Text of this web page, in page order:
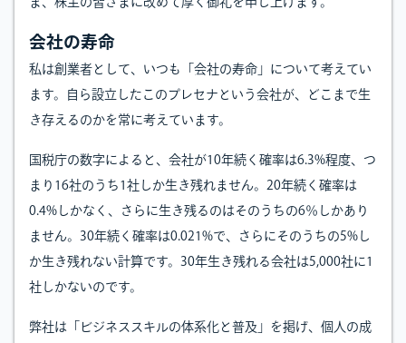
会社の寿命
私は創業者として、いつも「会社の寿命」について考えてい
ます。自ら設立したこのプレセナという会社が、どこまで生
き存えるのかを常に考えています。
国税庁の数字によると、会社が10年続く確率は6.3%程度、つ
まり16社のうち1社しか生き残れません。20年続く確率は
0.4%しかなく、さらに生き残るのはそのうちの6％しかあり
ません。30年続く確率は0.021%で、さらにそのうちの5%し
か生き残れない計算です。30年生き残れる会社は5,000社に1
社しかないのです。
弊社は「ビジネススキルの体系化と普及」を掲げ、個人の成